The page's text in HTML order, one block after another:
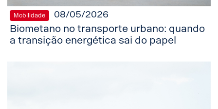
Mobilidade 08/05/2026
Biometano no transporte urbano: quando
a transição energética sai do papel